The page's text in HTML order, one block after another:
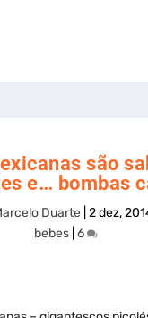
são
e… bombas
Duarte| 2 dez,
bebes| 6